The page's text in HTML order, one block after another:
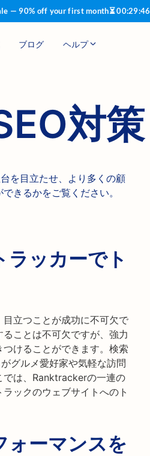
— 90% off your first month⏳00:29:45
ブログ ヘルプ
対策
を目立たせ、より多くの顧
きるかをご覧ください。
ラッカーでト
立つことが成功に不可欠で
ことは不可欠ですが、強力
けることができます。検索
グルメ愛好家や気軽な訪問
では、Ranktrackerの一連の
ックのウェブサイトへのト
ォーマンスを